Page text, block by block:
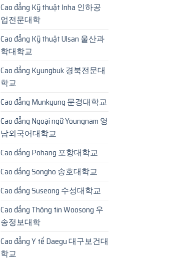
Cao đẳng Kỹ thuật Inha 인하공
업전문대학
Cao đẳng Kỹ thuật Ulsan 울산과
학대학교
Cao đẳng Kyungbuk 경북전문대
학교
Cao đẳng Munkyung 문경대학교
Cao đẳng Ngoại ngữ Youngnam 영
남외국어대학교
Cao đẳng Pohang 포항대학교
Cao đẳng Songho 송호대학교
Cao đẳng Suseong 수성대학교
Cao đẳng Thông tin Woosong 우
송정보대학
Cao đẳng Y tế Daegu 대구보건대
학교